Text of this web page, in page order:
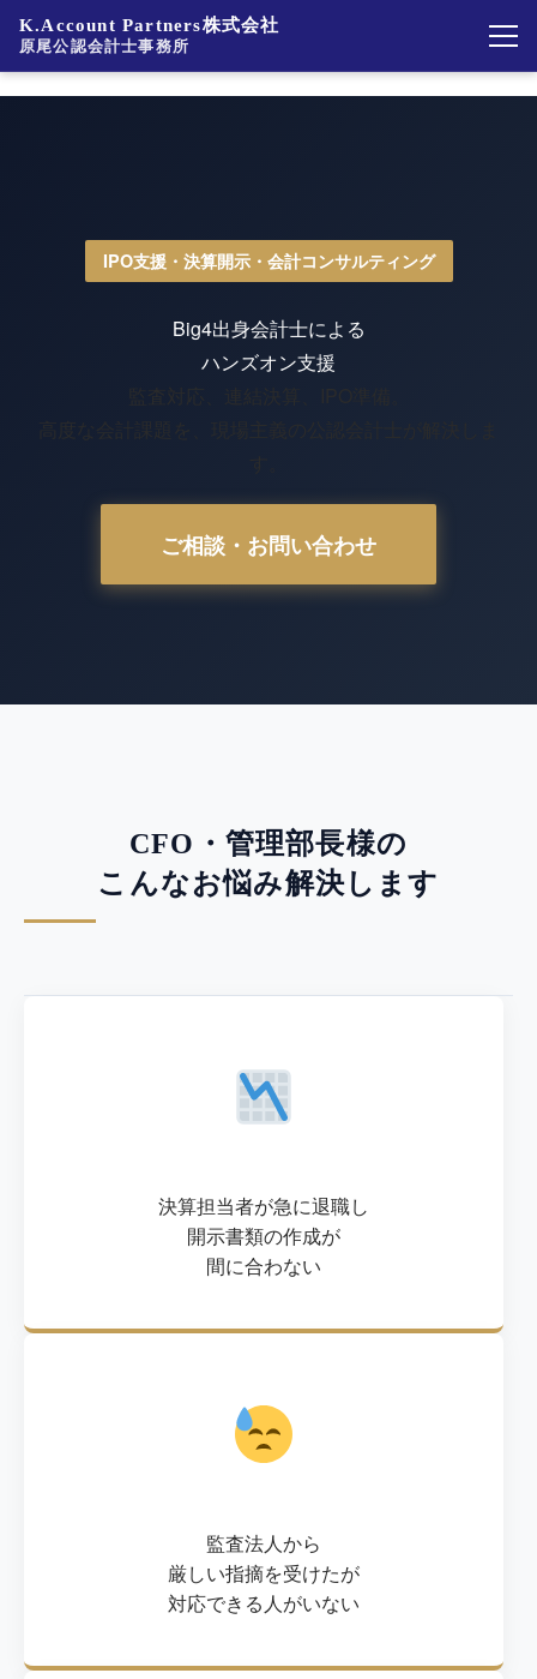
K.Account Partners株式会社
原尾公認会計士事務所
IPO支援・決算開示・会計コンサルティング
Big4出身会計士による
ハンズオン支援
ご相談・お問い合わせ
CFO・管理部長様の
こんなお悩み解決します
決算担当者が急に退職し
開示書類の作成が
間に合わない
監査法人から
厳しい指摘を受けたが
対応できる人がいない